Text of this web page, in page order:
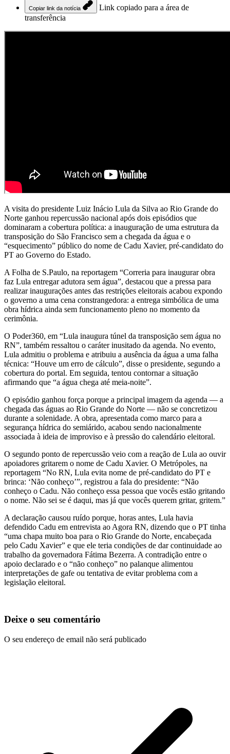
Copiar link da notícia
Link copiado para a área de
transferência
A visita do presidente Luiz Inácio Lula da Silva ao Rio Grande do
Norte ganhou repercussão nacional após dois episódios que
dominaram a cobertura política: a inauguração de uma estrutura da
transposição do São Francisco sem a chegada da água e o
“esquecimento” público do nome de Cadu Xavier, pré-candidato do
PT ao Governo do Estado.
A Folha de S.Paulo, na reportagem “Correria para inaugurar obra
faz Lula entregar adutora sem água”, destacou que a pressa para
realizar inaugurações antes das restrições eleitorais acabou expondo
o governo a uma cena constrangedora: a entrega simbólica de uma
obra hídrica ainda sem funcionamento pleno no momento da
cerimônia.
O Poder360, em “Lula inaugura túnel da transposição sem água no
RN”, também ressaltou o caráter inusitado da agenda. No evento,
Lula admitiu o problema e atribuiu a ausência da água a uma falha
técnica: “Houve um erro de cálculo”, disse o presidente, segundo a
cobertura do portal. Em seguida, tentou contornar a situação
afirmando que “a água chega até meia-noite”.
O episódio ganhou força porque a principal imagem da agenda — a
chegada das águas ao Rio Grande do Norte — não se concretizou
durante a solenidade. A obra, apresentada como marco para a
segurança hídrica do semiárido, acabou sendo nacionalmente
associada à ideia de improviso e à pressão do calendário eleitoral.
O segundo ponto de repercussão veio com a reação de Lula ao ouvir
apoiadores gritarem o nome de Cadu Xavier. O Metrópoles, na
reportagem “No RN, Lula evita nome de pré-candidato do PT e
brinca: ‘Não conheço’”, registrou a fala do presidente: “Não
conheço o Cadu. Não conheço essa pessoa que vocês estão gritando
o nome. Não sei se é daqui, mas já que vocês querem gritar, gritem.”
A declaração causou ruído porque, horas antes, Lula havia
defendido Cadu em entrevista ao Agora RN, dizendo que o PT tinha
“uma chapa muito boa para o Rio Grande do Norte, encabeçada
pelo Cadu Xavier” e que ele teria condições de dar continuidade ao
trabalho da governadora Fátima Bezerra. A contradição entre o
apoio declarado e o “não conheço” no palanque alimentou
interpretações de gafe ou tentativa de evitar problema com a
legislação eleitoral.
Deixe o seu comentário
O seu endereço de email não será publicado